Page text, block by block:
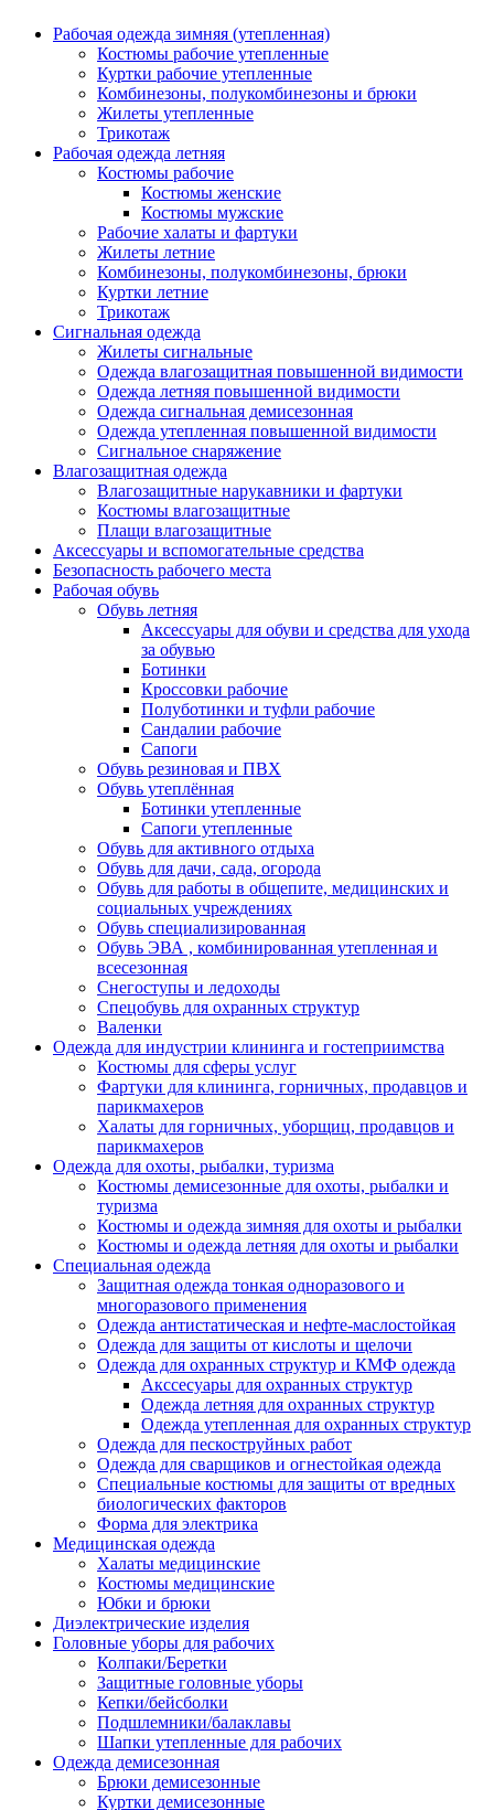
Рабочая одежда зимняя (утепленная)
Костюмы рабочие утепленные
Куртки рабочие утепленные
Комбинезоны, полукомбинезоны и брюки
Жилеты утепленные
Трикотаж
Рабочая одежда летняя
Костюмы рабочие
Костюмы женские
Костюмы мужские
Рабочие халаты и фартуки
Жилеты летние
Комбинезоны, полукомбинезоны, брюки
Куртки летние
Трикотаж
Сигнальная одежда
Жилеты сигнальные
Одежда влагозащитная повышенной видимости
Одежда летняя повышенной видимости
Одежда сигнальная демисезонная
Одежда утепленная повышенной видимости
Сигнальное снаряжение
Влагозащитная одежда
Влагозащитные нарукавники и фартуки
Костюмы влагозащитные
Плащи влагозащитные
Аксессуары и вспомогательные средства
Безопасность рабочего места
Рабочая обувь
Обувь летняя
Аксессуары для обуви и средства для ухода
за обувью
Ботинки
Кроссовки рабочие
Полуботинки и туфли рабочие
Сандалии рабочие
Сапоги
Обувь резиновая и ПВХ
Обувь утеплённая
Ботинки утепленные
Сапоги утепленные
Обувь для активного отдыха
Обувь для дачи, сада, огорода
Обувь для работы в общепите, медицинских и
социальных учреждениях
Обувь специализированная
Обувь ЭВА , комбинированная утепленная и
всесезонная
Снегоступы и ледоходы
Спецобувь для охранных структур
Валенки
Одежда для индустрии клининга и гостеприимства
Костюмы для сферы услуг
Фартуки для клининга, горничных, продавцов и
парикмахеров
Халаты для горничных, уборщиц, продавцов и
парикмахеров
Одежда для охоты, рыбалки, туризма
Костюмы демисезонные для охоты, рыбалки и
туризма
Костюмы и одежда зимняя для охоты и рыбалки
Костюмы и одежда летняя для охоты и рыбалки
Специальная одежда
Защитная одежда тонкая одноразового и
многоразового применения
Одежда антистатическая и нефте-маслостойкая
Одежда для защиты от кислоты и щелочи
Одежда для охранных структур и КМФ одежда
Акссесуары для охранных структур
Одежда летняя для охранных структур
Одежда утепленная для охранных структур
Одежда для пескоструйных работ
Одежда для сварщиков и огнестойкая одежда
Специальные костюмы для защиты от вредных
биологических факторов
Форма для электрика
Медицинская одежда
Халаты медицинские
Костюмы медицинские
Юбки и брюки
Диэлектрические изделия
Головные уборы для рабочих
Колпаки/Беретки
Защитные головные уборы
Кепки/бейсболки
Подшлемники/балаклавы
Шапки утепленные для рабочих
Одежда демисезонная
Брюки демисезонные
Куртки демисезонные